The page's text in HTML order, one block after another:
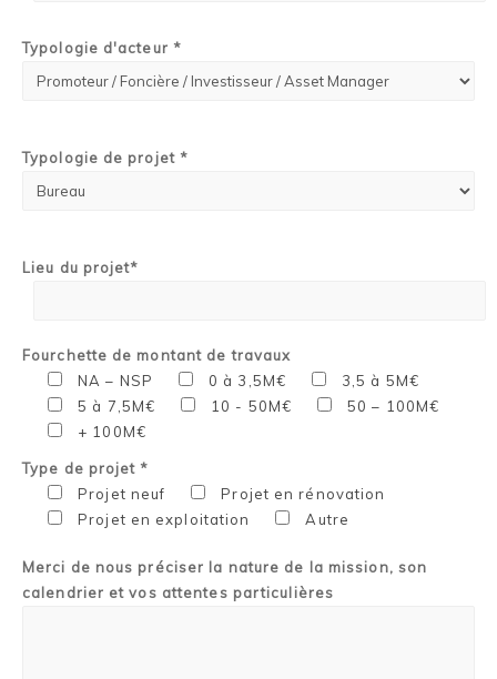
Typologie d'acteur *
Typologie de projet *
Lieu du projet*
Fourchette de montant de travaux
NA – NSP
0 à 3,5M€
3,5 à 5M€
5 à 7,5M€
10 - 50M€
50 – 100M€
+ 100M€
Type de projet *
Projet neuf
Projet en rénovation
Projet en exploitation
Autre
Merci de nous préciser la nature de la mission, son
calendrier et vos attentes particulières